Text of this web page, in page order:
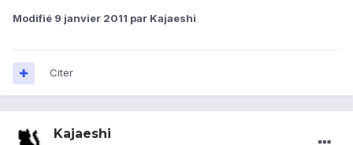
Modifié 9 janvier 2011 par Kajaeshi
Citer
Kajaeshi